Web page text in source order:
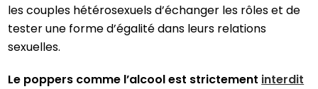
les couples hétérosexuels d’échanger les rôles et de
tester une forme d’égalité dans leurs relations
sexuelles.
Le poppers comme l’alcool est strictement interdit